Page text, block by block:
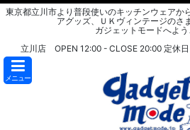
東京都立川市より普段使いのキッチンウェアか
アグッズ、ＵＫヴィンテージのさ
ガジェットモードへよう
立川店 OPEN 12:00 - CLOSE 20:00 定休
メニュー